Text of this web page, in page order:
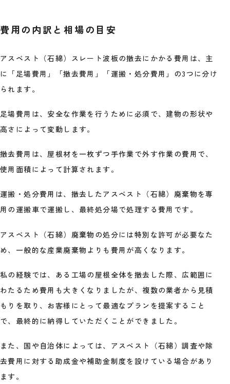
費用の内訳と相場の目安
アスベスト（石綿）スレート波板の撤去にかかる費用は、主
に「足場費用」「撤去費用」「運搬・処分費用」の3つに分け
られます。
足場費用は、安全な作業を行うために必須で、建物の形状や
高さによって変動します。
撤去費用は、屋根材を一枚ずつ手作業で外す作業の費用で、
使用面積によって計算されます。
運搬・処分費用は、撤去したアスベスト（石綿）廃棄物を専
用の運搬車で運搬し、最終処分場で処理する費用です。
アスベスト（石綿）廃棄物の処分には特別な許可が必要なた
め、一般的な産業廃棄物よりも費用が高くなります。
私の経験では、ある工場の屋根全体を撤去した際、広範囲に
わたるため費用も大きくなりましたが、複数の業者から見積
もりを取り、お客様にとって最適なプランを提案すること
で、最終的に納得していただくことができました。
また、国や自治体によっては、アスベスト（石綿）調査や除
去費用に対する助成金や補助金制度を設けている場合があり
ます。